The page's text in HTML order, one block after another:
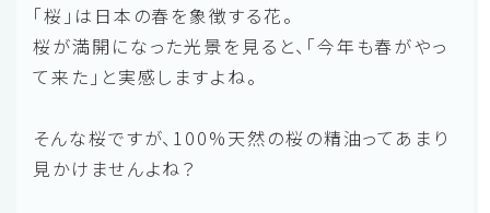
「桜」は日本の春を象徴する花。
桜が満開になった光景を見ると、「今年も春がやっ
て来た」と実感しますよね。
そんな桜ですが、100%天然の桜の精油ってあまり
見かけませんよね？